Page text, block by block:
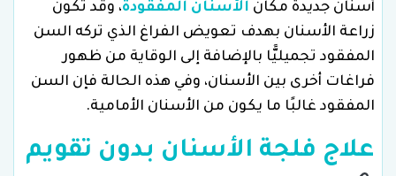
أسنان جديدة مكان الأسنان المفقودة، وقد تكون
زراعة الأسنان بهدف تعويض الفراغ الذي تركه السن
المفقود تجميليًّا بالإضافة إلى الوقاية من ظهور
فراغات أخرى بين الأسنان، وفي هذه الحالة فإن السن
المفقود غالبًا ما يكون من الأسنان الأمامية.
علاج فلجة الأسنان بدون تقويم